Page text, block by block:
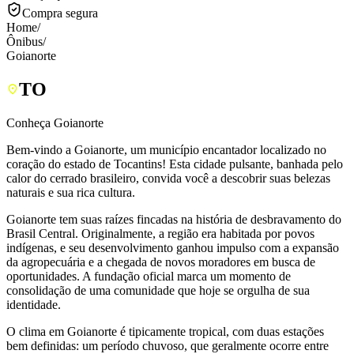
Compra segura
Home/
Ônibus/
Goianorte
TO
Conheça Goianorte
Bem-vindo a Goianorte, um município encantador localizado no
coração do estado de Tocantins! Esta cidade pulsante, banhada pelo
calor do cerrado brasileiro, convida você a descobrir suas belezas
naturais e sua rica cultura.
Goianorte tem suas raízes fincadas na história de desbravamento do
Brasil Central. Originalmente, a região era habitada por povos
indígenas, e seu desenvolvimento ganhou impulso com a expansão
da agropecuária e a chegada de novos moradores em busca de
oportunidades. A fundação oficial marca um momento de
consolidação de uma comunidade que hoje se orgulha de sua
identidade.
O clima em Goianorte é tipicamente tropical, com duas estações
bem definidas: um período chuvoso, que geralmente ocorre entre